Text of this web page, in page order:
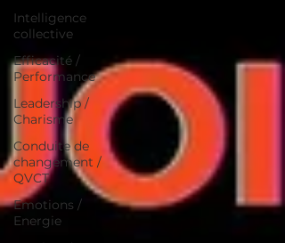
Intelligence
collective
Efficacité /
Performance
Leadership /
Charisme
Conduite de
changement /
QVCT
Emotions /
Energie